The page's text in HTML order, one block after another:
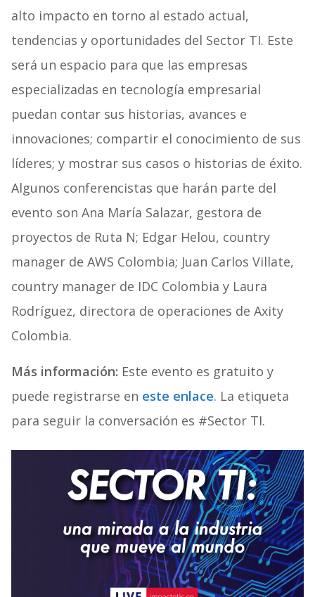
alto impacto en torno al estado actual,
tendencias y oportunidades del Sector TI. Este
será un espacio para que las empresas
especializadas en tecnología empresarial
puedan contar sus historias, avances e
innovaciones; compartir el conocimiento de sus
líderes; y mostrar sus casos o historias de éxito.
Algunos conferencistas que harán parte del
evento son Ana María Salazar, gestora de
proyectos de Ruta N; Edgar Helou, country
manager de AWS Colombia; Juan Carlos Villate,
country manager de IDC Colombia y Laura
Rodríguez, directora de operaciones de Axity
Colombia.
Más información: Este evento es gratuito y
puede registrarse en este enlace. La etiqueta
para seguir la conversación es #Sector TI.